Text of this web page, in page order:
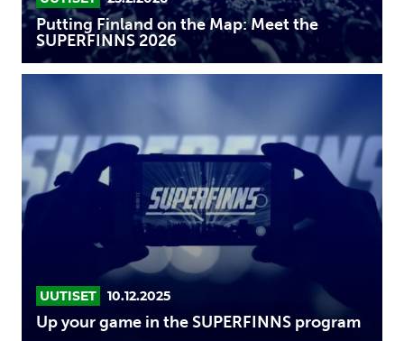
Putting Finland on the Map: Meet the
SUPERFINNS 2026
in
the
SUPERFINNS
program
UUTISET 10.12.2025
Up your game in the SUPERFINNS program